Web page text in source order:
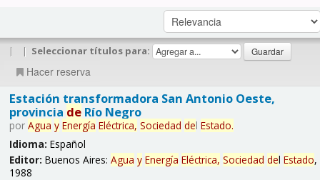
| | Seleccionar títulos para:
Hacer reserva
Estación transformadora San Antonio Oeste,
provincia deRío Negro
por Agua y Energía Eléctrica, Sociedad del Estado.
Idioma: Español
Editor: Buenos Aires: Agua y Energía Eléctrica, Sociedad del Estado,
1988